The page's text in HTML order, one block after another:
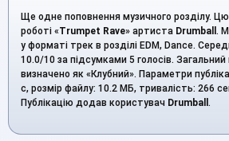
Ще одне поповнення музичного розділу.
роботі «Trumpet Rave» артиста Drumball .
у форматі трек в розділі EDM, Dance.
10.0/10 за підсумками 5 голосів. Загальний
визначено як «Клубний». Параметри
с, розмір файлу: 10.2 МБ, тривалість: 266
Публікацію додав користувач Drumball .